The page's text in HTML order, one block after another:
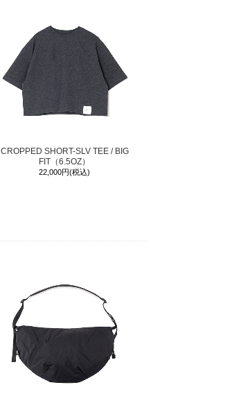
CROPPED SHORT-SLV TEE / BIG
FIT（6.5OZ）
22,000円(税込)